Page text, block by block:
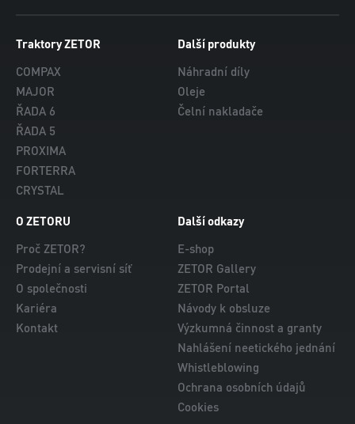
Traktory ZETOR
COMPAX
MAJOR
ŘADA 6
ŘADA 5
PROXIMA
FORTERRA
CRYSTAL
Další produkty
Náhradní díly
Oleje
Čelní nakladače
O ZETORU
Proč ZETOR?
Prodejní a servisní síť
O společnosti
Kariéra
Kontakt
Další odkazy
E-shop
ZETOR Gallery
ZETOR Portal
Návody k obsluze
Výzkumná činnost a granty
Nahlášení neetického jednání
Whistleblowing
Ochrana osobních údajů
Cookies